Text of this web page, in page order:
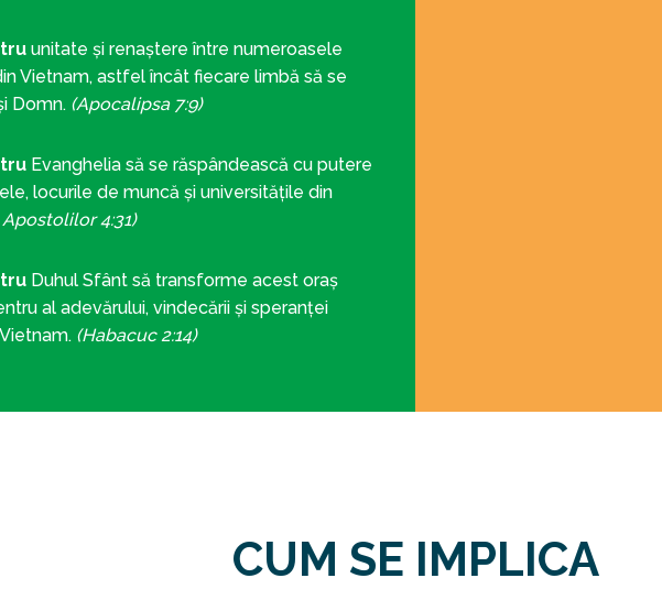
unitate și renaștere între numeroasele
Vietnam, astfel încât fiecare limbă să se
Domn. (Apocalipsa 7:9)
Evanghelia să se răspândească cu putere
locurile de muncă și universitățile din
4:31)
Duhul Sfânt să transforme acest oraș
al adevărului, vindecării și speranței
(Habacuc 2:14)
CUM SE IMPLICA